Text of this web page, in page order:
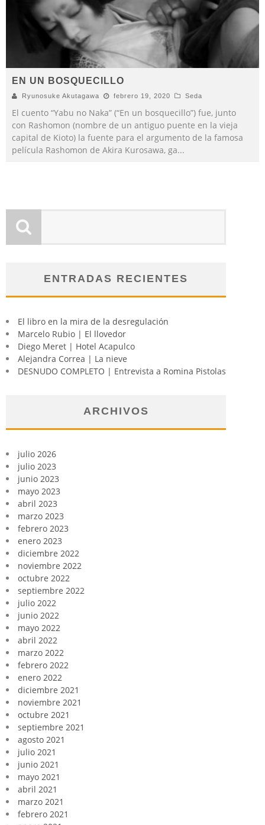
EN UN BOSQUECILLO
Ryunosuke Akutagawa febrero 19, 2020 Seda
El cuento “Yabu no Naka” (“En un bosquecillo”) fue, junto
con Rashomon (nombre de un antiguo puente en la vieja
capital de Kioto) la fuente para el argumento de la famosa
película Rashomon de Akira Kurosawa, ga...
ENTRADAS RECIENTES
El libro en la mira de la desregulación
Marcelo Rubio | El llovedor
Diego Meret | Hotel Acapulco
Alejandra Correa | La nieve
DESNUDO COMPLETO | Entrevista a Romina Pistolas
ARCHIVOS
julio 2026
julio 2023
junio 2023
mayo 2023
abril 2023
marzo 2023
febrero 2023
enero 2023
diciembre 2022
noviembre 2022
octubre 2022
septiembre 2022
julio 2022
junio 2022
mayo 2022
abril 2022
marzo 2022
febrero 2022
enero 2022
diciembre 2021
noviembre 2021
octubre 2021
septiembre 2021
agosto 2021
julio 2021
junio 2021
mayo 2021
abril 2021
marzo 2021
febrero 2021